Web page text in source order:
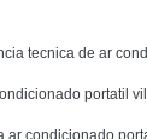
tecnica de ar
portatil
ar condicionado